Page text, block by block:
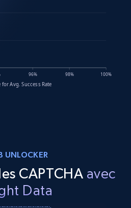
UNLOCKER
CAPTCHA avec
Data